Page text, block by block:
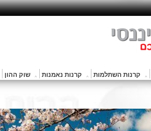
קרנות השתלמות קרנות נאמנות שוק ההון